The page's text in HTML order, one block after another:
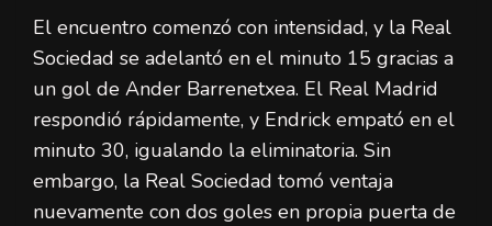
El encuentro comenzó con intensidad, y la Real
Sociedad se adelantó en el minuto 15 gracias a
un gol de Ander Barrenetxea. El Real Madrid
respondió rápidamente, y Endrick empató en el
minuto 30, igualando la eliminatoria. Sin
embargo, la Real Sociedad tomó ventaja
nuevamente con dos goles en propia puerta de